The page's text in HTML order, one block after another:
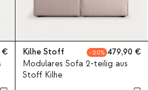
Kilhe Stoff 20
479,90
Modulares Sofa 2-teilig aus
Stoff Kilhe